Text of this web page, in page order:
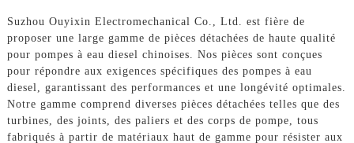
Suzhou Ouyixin Electromechanical Co., Ltd. est fière de
proposer une large gamme de pièces détachées de haute qualité
pour pompes à eau diesel chinoises. Nos pièces sont conçues
pour répondre aux exigences spécifiques des pompes à eau
diesel, garantissant des performances et une longévité optimales.
Notre gamme comprend diverses pièces détachées telles que des
turbines, des joints, des paliers et des corps de pompe, tous
fabriqués à partir de matériaux haut de gamme pour résister aux